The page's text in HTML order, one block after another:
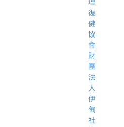
復
健
協
會
財
團
法
人
伊
甸
社